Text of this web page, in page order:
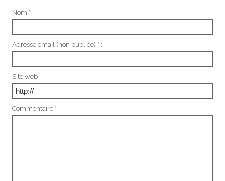
Nom * :
Adresse email (non publiée) * :
Site web :
Commentaire * :